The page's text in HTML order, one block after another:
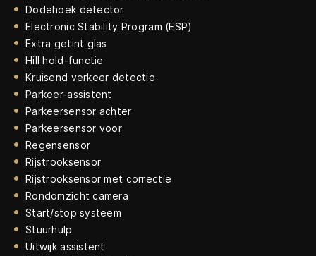
Dodehoek detector
Electronic Stability Program (ESP)
Extra getint glas
Hill hold-functie
Kruisend verkeer detectie
Parkeer-assistent
Parkeersensor achter
Parkeersensor voor
Regensensor
Rijstrooksensor
Rijstrooksensor met correctie
Rondomzicht camera
Start/stop systeem
Stuurhulp
Uitwijk assistent